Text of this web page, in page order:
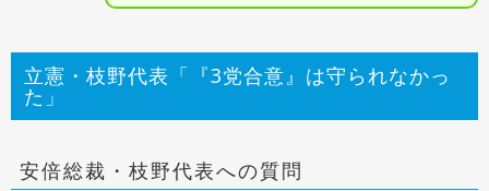
立憲・枝野代表「『3党合意』は守られなかっ
た」
安倍総裁・枝野代表への質問